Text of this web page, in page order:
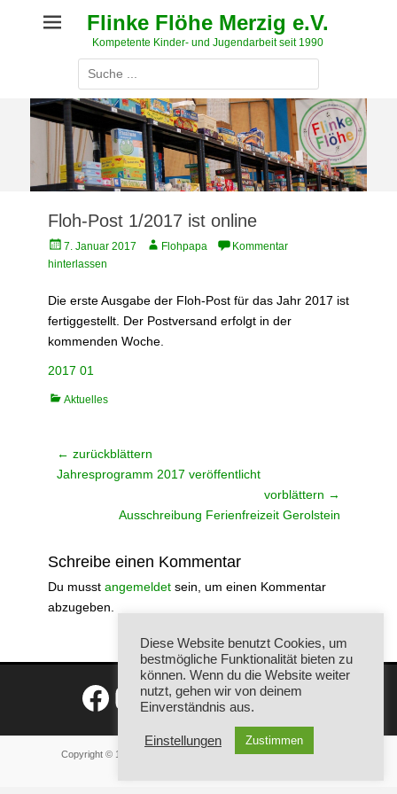
Flinke Flöhe Merzig e.V.
Kompetente Kinder- und Jugendarbeit seit 1990
Suche
nach:
Floh-Post 1/2017 ist online
Veröffentlicht
am
7. Januar 2017 AutorFlohpapa
Kommentar
hinterlassen
Die erste Ausgabe der Floh-Post für das Jahr 2017 ist
fertiggestellt. Der Postversand erfolgt in der
kommenden Woche.
2017 01
Kategorien
Aktuelles
Beitragsnavigation
← zurückblättern
Vorheriger
Jahresprogramm 2017 veröffentlicht
vorblättern →
Ausschreibung Ferienfreizeit Gerolstein
Schreibe einen Kommentar
Du musst angemeldet sein, um einen Kommentar
abzugeben.
Facebook
Instagram
Copyright © 1990 - 2026 Flinke Flöhe Merzig e.V.- Alle Rechte
Diese Website benutzt Cookies, um
bestmögliche Funktionalität bieten zu
können. Wenn du die Website weiter
nutzt, gehen wir von deinem
Einverständnis aus.
Einstellungen Zustimmen